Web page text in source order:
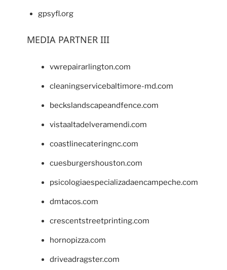
gpsyfl.org
MEDIA PARTNER III
vwrepairarlington.com
cleaningservicebaltimore-md.com
beckslandscapeandfence.com
vistaaltadelveramendi.com
coastlinecateringnc.com
cuesburgershouston.com
psicologiaespecializadaencampeche.com
dmtacos.com
crescentstreetprinting.com
hornopizza.com
driveadragster.com